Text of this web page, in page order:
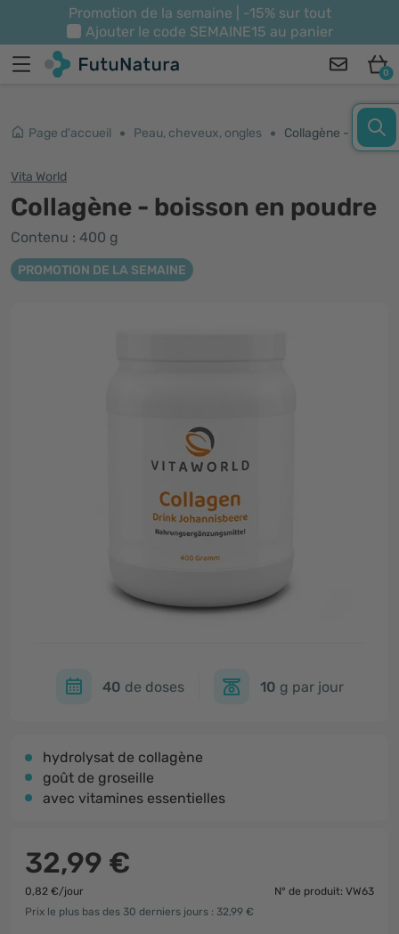
Promotion de la semaine | -15% sur tout
Ajouter le code SEMAINE15 au panier
0
Page d'accueil Peau, cheveux, ongles Collagène - boisson en poudre
Vita World
Collagène - boisson en poudre
Contenu : 400 g
PROMOTION DE LA SEMAINE
40 de doses 10 g par jour
hydrolysat de collagène
goût de groseille
avec vitamines essentielles
32,99 €
0,82 €/jour
N° de produit: VW63
Prix le plus bas des 30 derniers jours : 32,99 €